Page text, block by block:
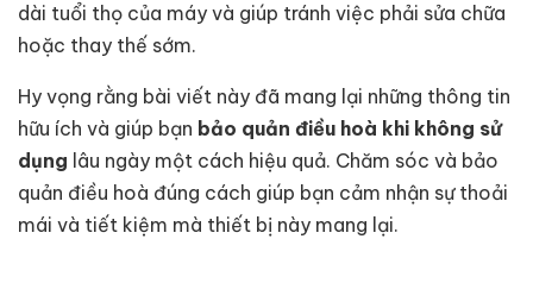
dài tuổi thọ của máy và giúp tránh việc phải sửa chữa
hoặc thay thế sớm.
Hy vọng rằng bài viết này đã mang lại những thông tin
hữu ích và giúp bạn bảo quản điều hoà khi không sử
dụng lâu ngày một cách hiệu quả. Chăm sóc và bảo
quản điều hoà đúng cách giúp bạn cảm nhận sự thoải
mái và tiết kiệm mà thiết bị này mang lại.